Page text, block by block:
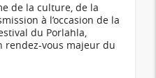
de la culture, de la
à l’occasion de la
du Porlahla,
rendez-vous majeur du